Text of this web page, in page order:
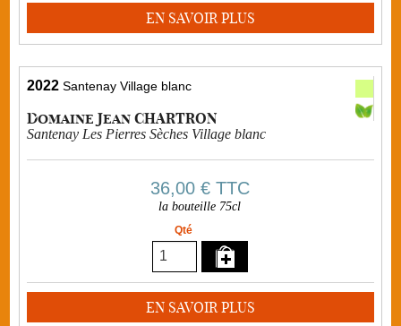
EN SAVOIR PLUS
2022 Santenay Village blanc
Domaine Jean CHARTRON
Santenay Les Pierres Sèches Village blanc
36,00 €TTC
la bouteille 75cl
Qté
EN SAVOIR PLUS